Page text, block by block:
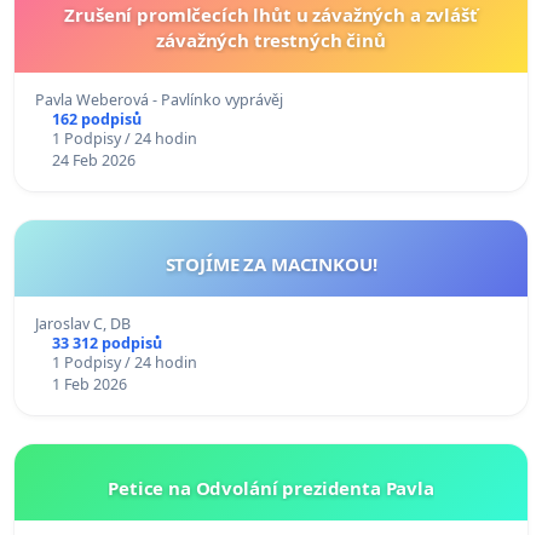
Zrušení promlčecích lhůt u závažných a zvlášť
závažných trestných činů
Pavla Weberová - Pavlínko vyprávěj
162 podpisů
1 Podpisy / 24 hodin
24 Feb 2026
STOJÍME ZA MACINKOU!
Jaroslav C, DB
33 312 podpisů
1 Podpisy / 24 hodin
1 Feb 2026
Petice na Odvolání prezidenta Pavla